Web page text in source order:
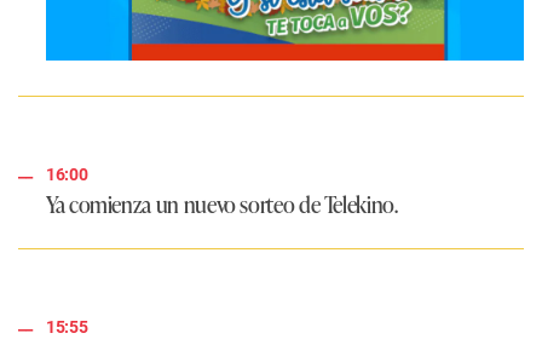
16:00
Ya comienza un nuevo sorteo deTelekino.
15:55